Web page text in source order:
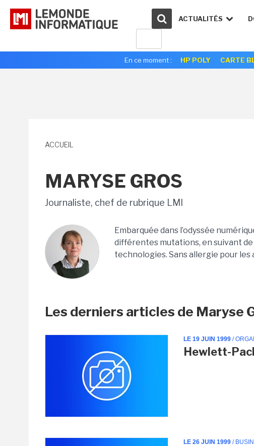
ACTUALITÉS
En ce moment : HP POLY CARTE
ACCUEIL
MARYSE GROS
Journaliste, chef de rubrique LMI
Embarquée dans l’odyssée
différentes mutations, en suivant
technologies. Sans allergie pour les
Les derniers articles de Maryse
LE 19 JUIN 1999 /
Hewlett-
LE 26 JUIN 1999 /